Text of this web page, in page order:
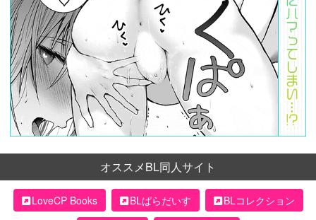
オススメBL同人サイト
LoveCP Books BLぱらだいす
BLコレクション